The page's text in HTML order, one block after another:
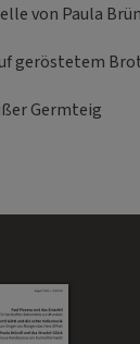
von Paula
geröstetem
Germteig